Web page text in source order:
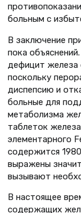
больным с
В заключение
пока
дефицит железа
поскольку
диспепсию и
больные для
метаболизма
таблеток
элементарного
содержится
выражены
вызывают
В настоящее
содержащих